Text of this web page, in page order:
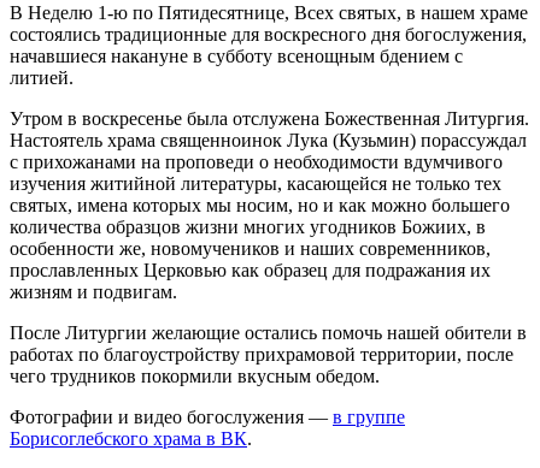
В Неделю 1-ю по Пятидесятнице, Всех святых, в нашем храме
состоялись традиционные для воскресного дня богослужения,
начавшиеся накануне в субботу всенощным бдением с
литией.
Утром в воскресенье была отслужена Божественная Литургия.
Настоятель храма священноинок Лука (Кузьмин) порассуждал
с прихожанами на проповеди о необходимости вдумчивого
изучения житийной литературы, касающейся не только тех
святых, имена которых мы носим, но и как можно большего
количества образцов жизни многих угодников Божиих, в
особенности же, новомучеников и наших современников,
прославленных Церковью как образец для подражания их
жизням и подвигам.
После Литургии желающие остались помочь нашей обители в
работах по благоустройству прихрамовой территории, после
чего трудников покормили вкусным обедом.
Фотографии и видео богослужения — в группе
Борисоглебского храма в ВК.